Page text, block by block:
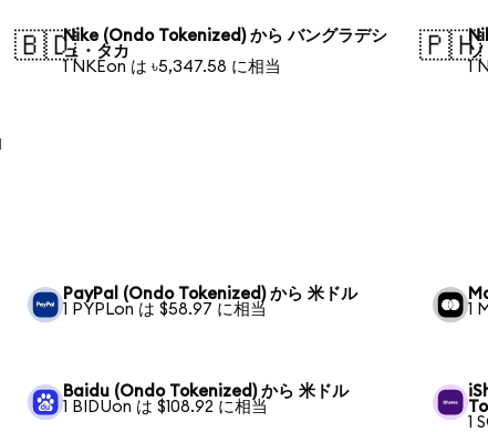
🇧🇩Nike (Ondo Tokenized) から バングラデシ
ュ・タカ
1 NKEon は ৳5,347.58 に相当
🇵🇭
ソ
1
PayPal (Ondo Tokenized) から 米ドル
1 PYPLon は $58.97 に相当
1
Baidu (Ondo Tokenized) から 米ドル
1 BIDUon は $108.92 に相当
1